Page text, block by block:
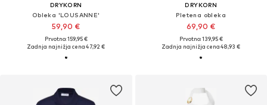
DRYKORN
Obleka 'LOUSANNE'
59,90 €
Prvotno: 159,95 €
Zadnja najnižja cena47,92 €
DRYKORN
Pletena obleka
69,90 €
Prvotno: 139,95 €
Zadnja najnižja cena48,93 €